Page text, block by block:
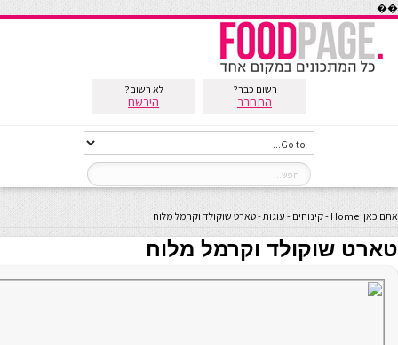
��
רשום כבר?
התחבר
לא רשום?
הירשם
אתם כאן: Home
-קינוחים - עוגות-טארט שוקולד וקרמל מלוח
טארט שוקולד וקרמל מלוח